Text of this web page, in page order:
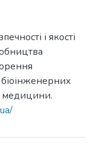
і якості
медицини.